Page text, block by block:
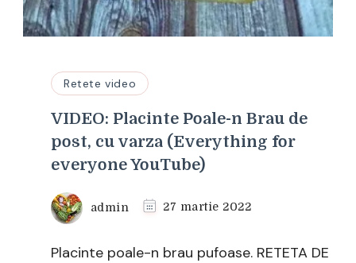
Retete video
VIDEO: Placinte Poale-n Brau de
post, cu varza (Everything for
everyone YouTube)
admin 27 martie 2022
Placinte poale-n brau pufoase. RETETA DE